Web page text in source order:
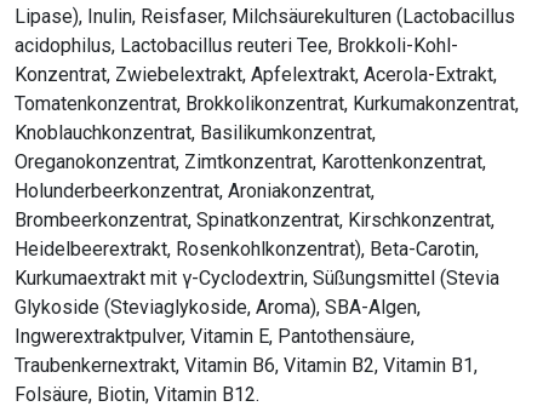
Lipase), Inulin, Reisfaser, Milchsäurekulturen (Lactobacillus
acidophilus, Lactobacillus reuteri Tee, Brokkoli-Kohl-
Konzentrat, Zwiebelextrakt, Apfelextrakt, Acerola-Extrakt,
Tomatenkonzentrat, Brokkolikonzentrat, Kurkumakonzentrat,
Knoblauchkonzentrat, Basilikumkonzentrat,
Oreganokonzentrat, Zimtkonzentrat, Karottenkonzentrat,
Holunderbeerkonzentrat, Aroniakonzentrat,
Brombeerkonzentrat, Spinatkonzentrat, Kirschkonzentrat,
Heidelbeerextrakt, Rosenkohlkonzentrat), Beta-Carotin,
Kurkumaextrakt mit γ-Cyclodextrin, Süßungsmittel (Stevia
Glykoside (Steviaglykoside, Aroma), SBA-Algen,
Ingwerextraktpulver, Vitamin E, Pantothensäure,
Traubenkernextrakt, Vitamin B6, Vitamin B2, Vitamin B1,
Folsäure, Biotin, Vitamin B12.